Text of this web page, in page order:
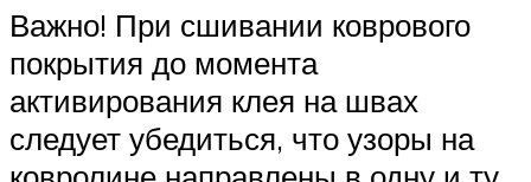
Важно! При сшивании коврового
покрытия до момента
активирования клея на швах
следует убедиться, что узоры на